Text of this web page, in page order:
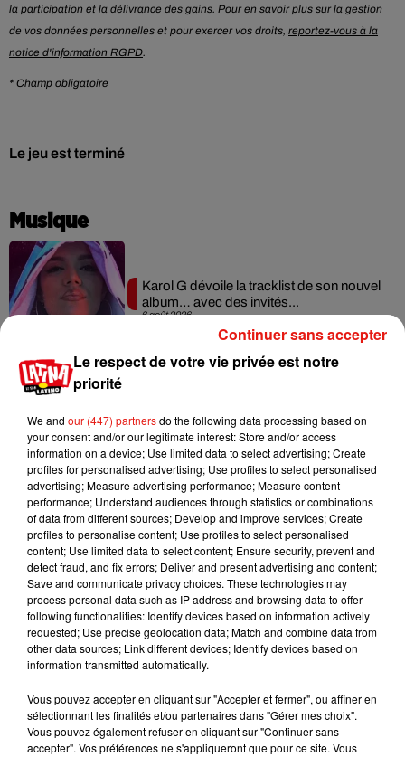
la participation et la délivrance des gains. Pour en savoir plus sur la gestion
de vos données personnelles et pour exercer vos droits, reportez-vous à la
notice d'information RGPD.
* Champ obligatoire
Le jeu est terminé
Musique
6 août 2026
Karol G dévoile la tracklist de son nouvel
album… avec des invités...
5 août 2026
Becky G sur son nouveau single
31 juillet 2026
Escapade à Guadalajara
Laura Pausini : retour confirmé à l'Accor
Arena de Paris
Le respect de votre vie privée est notre
priorité
We and our (447) partnersdo the following data processing based on
your consent and/or our legitimate interest: Store and/or access
information on a device; Use limited data to select advertising; Create
profiles for personalised advertising; Use profiles to select personalised
advertising; Measure advertising performance; Measure content
performance; Understand audiences through statistics or combinations
of data from different sources; Develop and improve services; Create
profiles to personalise content; Use profiles to select personalised
content; Use limited data to select content; Ensure security, prevent and
detect fraud, and fix errors; Deliver and present advertising and content;
Save and communicate privacy choices. These technologies may
process personal data such as IP address and browsing data to offer
following functionalities: Identify devices based on information actively
requested; Use precise geolocation data; Match and combine data from
other data sources; Link different devices; Identify devices based on
information transmitted automatically.
Vous pouvez accepter en cliquant sur "Accepter et fermer", ou affiner en
sélectionnant les finalités et/ou partenaires dans "Gérer mes choix".
Vous pouvez également refuser en cliquant sur "Continuer sans
accepter". Vos préférences ne s'appliqueront que pour ce site. Vous
Continuer sans accepter